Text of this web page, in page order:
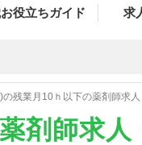
役立ちガイド 求
の残業月10ｈ以下の薬剤師求
剤師求人